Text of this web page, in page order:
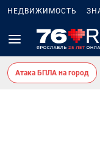
НЕДВИЖИМОСТЬ
Атака БПЛА на город